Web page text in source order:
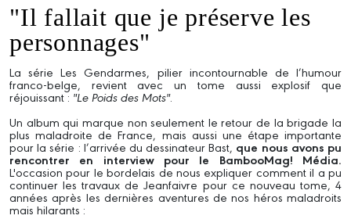
"Il fallait que je préserve les
personnages"
La série Les Gendarmes, pilier incontournable de l’humour
franco-belge, revient avec un tome aussi explosif que
réjouissant : "Le Poids des Mots".
Un album qui marque non seulement le retour de la brigade la
plus maladroite de France, mais aussi une étape importante
pour la série : l’arrivée du dessinateur Bast, que nous avons pu
rencontrer en interview pour le BambooMag! Média.
L'occasion pour le bordelais de nous expliquer comment il a pu
continuer les travaux de Jeanfaivre pour ce nouveau tome, 4
années après les dernières aventures de nos héros maladroits
mais hilarants :